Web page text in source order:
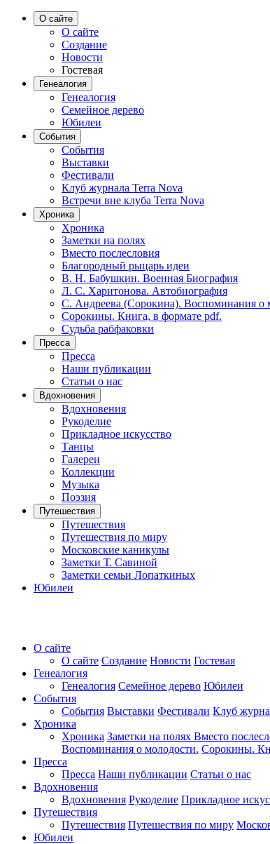
О сайте
О сайте
Создание
Новости
Гостевая
Генеалогия
Генеалогия
Семейное дерево
Юбилеи
События
События
Выставки
Фестивали
Клуб журнала Terra Nova
Встречи вне клуба Terra Nova
Хроника
Хроника
Заметки на полях
Вместо послесловия
Благородный рыцарь идеи
В. Н. Бабушкин. Военная Биография
Л. С. Харитонова. Автобиография
С. Андреева (Сорокина). Воспоминания о
Сорокины. Книга, в формате pdf.
Судьба рабфаковки
Пресса
Пресса
Наши публикации
Статьи о нас
Вдохновения
Вдохновения
Рукоделие
Прикладное искусство
Танцы
Галереи
Коллекции
Музыка
Поэзия
Путешествия
Путешествия
Путешествия по миру
Московские каникулы
Заметки Т. Савиной
Заметки семьи Лопаткиных
Юбилеи
О сайте
О сайте Создание Новости Гостевая
Генеалогия
Генеалогия Семейное дерево Юбилеи
События
События Выставки Фестивали Клуб
Хроника
Хроника Заметки на полях Вместо
Воспоминания о молодости. Сорокины.
Пресса
Пресса Наши публикации Статьи о нас
Вдохновения
Вдохновения Рукоделие Прикладное
Путешествия
Путешествия Путешествия по миру
Юбилеи